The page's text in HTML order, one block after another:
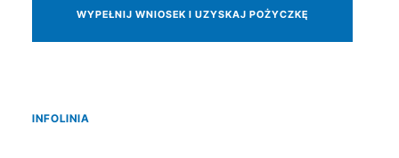
WYPEŁNIJ WNIOSEK I UZYSKAJ POŻYCZKĘ
INFOLINIA